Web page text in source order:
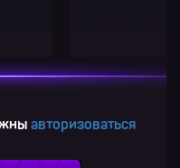
авторизоваться